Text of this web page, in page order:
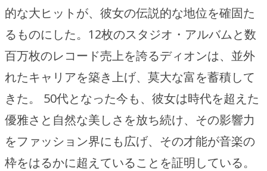
的な大ヒットが、彼女の伝説的な地位を確固た
るものにした。12枚のスタジオ・アルバムと数
百万枚のレコード売上を誇るディオンは、並外
れたキャリアを築き上げ、莫大な富を蓄積して
きた。 50代となった今も、彼女は時代を超えた
優雅さと自然な美しさを放ち続け、その影響力
をファッション界にも広げ、その才能が音楽の
枠をはるかに超えていることを証明している。